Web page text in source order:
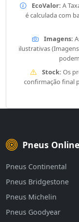
EcoValor: A
é calculada com
Imagens:
ilustrativas
Stock: Os
confirmação final
Pneus Online
Pneus Continental
Pneus Bridgestone
Pneus Michelin
Pneus Goodyear